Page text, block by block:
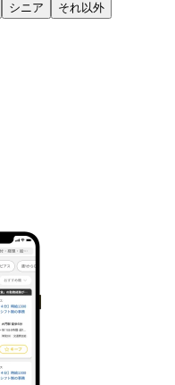
シニア
それ以外